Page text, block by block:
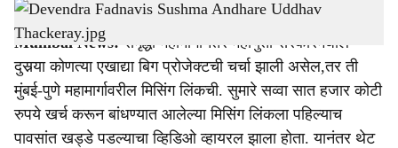
h
a
r
e
Devendra Fadnavis Sushma Andhare Uddhav Thackeray.jpg -Sarkarnama
Mumbai News: समृद्धी महामार्गानंतर महायुती सरकारमधील
दुसर्‍या कोणत्या एखाद्या बिग प्रोजेक्टची चर्चा झाली असेल,तर ती
मुंबई-पुणे महामार्गावरील मिसिंग लिंकची. सुमारे सव्वा सात हजार कोटी
रुपये खर्च करून बांधण्यात आलेल्या मिसिंग लिंकला पहिल्याच
पावसांत खड्डे पडल्याचा व्हिडिओ व्हायरल झाला होता. यानंतर थेट